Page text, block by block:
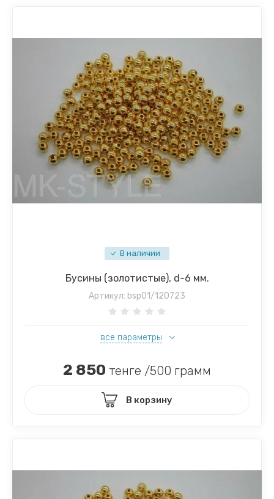
В наличии
Бусины (золотистые), d-6 мм.
Артикул: bsp01/120723
все параметры
2 850 тенге /500 грамм
В корзину